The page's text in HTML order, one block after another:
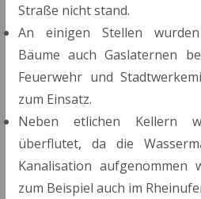
Straße nicht stand.
An einigen Stellen
Bäume auch Gaslaternen
Feuerwehr und
zum Einsatz.
Neben etlichen Kellern
überflutet, da die
Kanalisation
zum Beispiel auch im